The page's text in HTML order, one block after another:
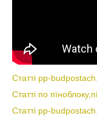
Статті pp-
Статті по
Статті pp-